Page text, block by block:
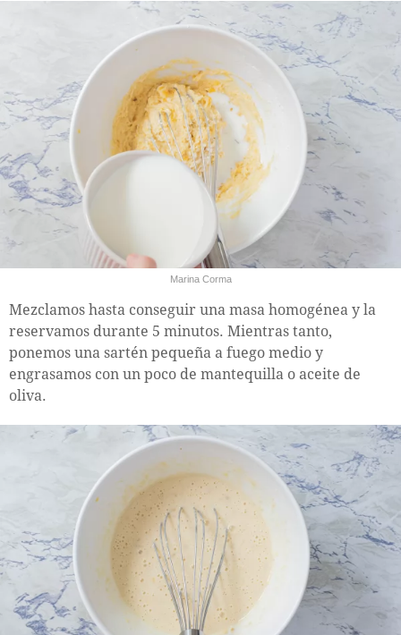
Marina Corma
Mezclamos hasta conseguir una masa homogénea y la
reservamos durante 5 minutos. Mientras tanto,
ponemos una sartén pequeña a fuego medio y
engrasamos con un poco de mantequilla o aceite de
oliva.